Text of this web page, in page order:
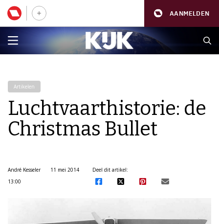
AANMELDEN
Artikelen
Luchtvaarthistorie: de
Christmas Bullet
André Kesseler
11 mei 2014
13:00
Deel dit artikel: